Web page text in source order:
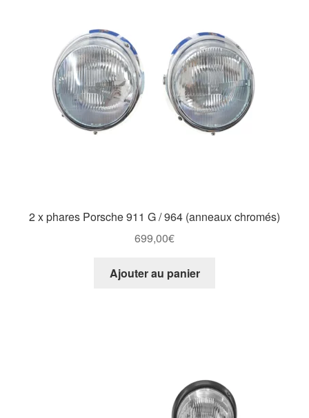
2 x phares Porsche 911 G / 964 (anneaux chromés)
699,00€
Ajouter au panier